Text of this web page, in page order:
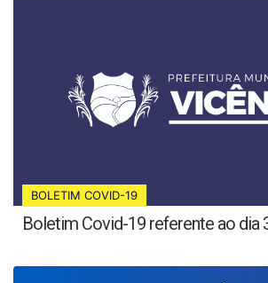
BOLETIM COVID-19
Boletim Covid-19 referente ao dia